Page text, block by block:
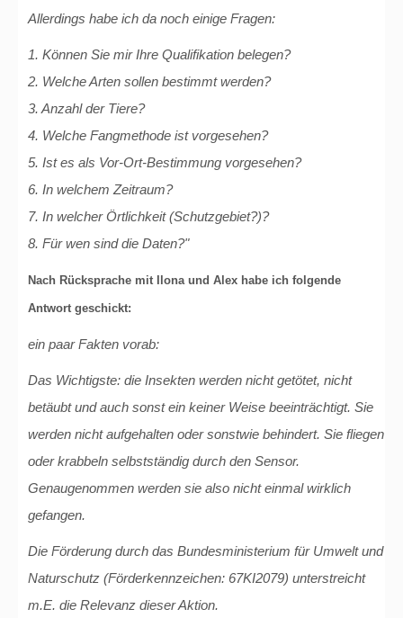
Allerdings habe ich da noch einige Fragen:
1. Können Sie mir Ihre Qualifikation belegen?
2. Welche Arten sollen bestimmt werden?
3. Anzahl der Tiere?
4. Welche Fangmethode ist vorgesehen?
5. Ist es als Vor-Ort-Bestimmung vorgesehen?
6. In welchem Zeitraum?
7. In welcher Örtlichkeit (Schutzgebiet?)?
8. Für wen sind die Daten?"
Nach Rücksprache mit Ilona und Alex habe ich folgende
Antwort geschickt:
ein paar Fakten vorab:
Das Wichtigste: die Insekten werden nicht getötet, nicht
betäubt und auch sonst ein keiner Weise beeinträchtigt. Sie
werden nicht aufgehalten oder sonstwie behindert. Sie fliegen
oder krabbeln selbstständig durch den Sensor.
Genaugenommen werden sie also nicht einmal wirklich
gefangen.
Die Förderung durch das Bundesministerium für Umwelt und
Naturschutz (Förderkennzeichen: 67KI2079) unterstreicht
m.E. die Relevanz dieser Aktion.